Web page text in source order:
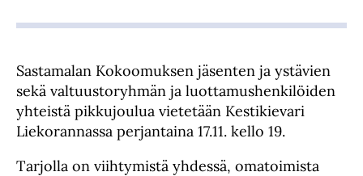
Sastamalan Kokoomuksen jäsenten ja ystävien
sekä valtuustoryhmän ja luottamushenkilöiden
yhteistä pikkujoulua vietetään Kestikievari
Liekorannassa perjantaina 17.11. kello 19.
Tarjolla on viihtymistä yhdessä, omatoimista